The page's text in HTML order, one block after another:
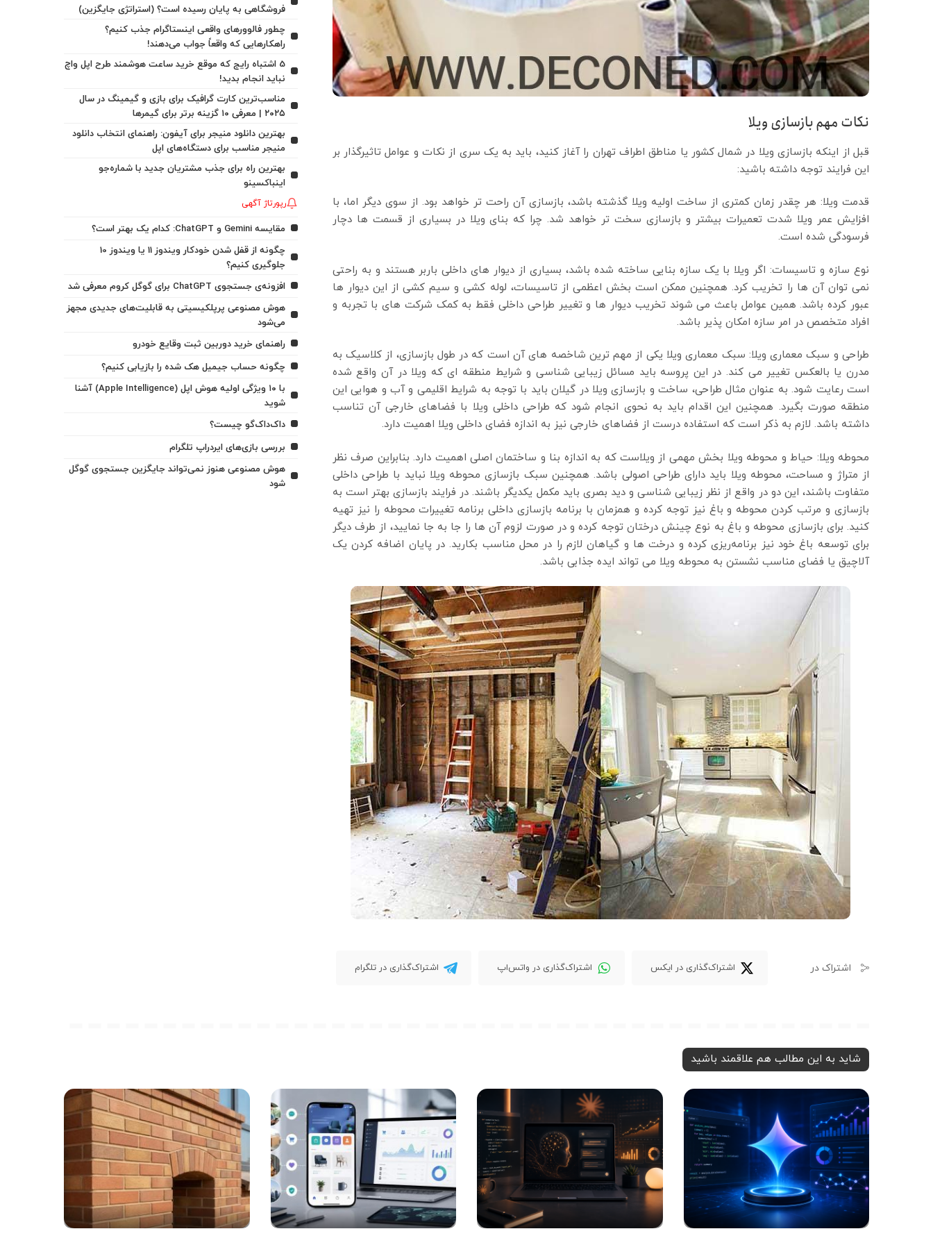
نکات مهم بازسازی ویلا
قبل از اینکه بازسازی ویلا در شمال کشور یا مناطق اطراف تهران را آغاز کنید، باید به یک سری از نکات و عوامل تاثیرگذار بر
این فرایند توجه داشته باشید:
قدمت ویلا: هر چقدر زمان کمتری از ساخت اولیه ویلا گذشته باشد، بازسازی آن راحت تر خواهد بود. از سوی دیگر اما، با
افزایش عمر ویلا شدت تعمیرات بیشتر و بازسازی سخت تر خواهد شد. چرا که بنای ویلا در بسیاری از قسمت ها دچار
فرسودگی شده است.
نوع سازه و تاسیسات: اگر ویلا با یک سازه بنایی ساخته شده باشد، بسیاری از دیوار های داخلی باربر هستند و به راحتی
نمی توان آن ها را تخریب کرد. همچنین ممکن است بخش اعظمی از تاسیسات، لوله کشی و سیم کشی از این دیوار ها
عبور کرده باشد. همین عوامل باعث می شوند تخریب دیوار ها و تغییر طراحی داخلی فقط به کمک شرکت های با تجربه و
افراد متخصص در امر سازه امکان پذیر باشد.
طراحی و سبک معماری ویلا: سبک معماری ویلا یکی از مهم ترین شاخصه های آن است که در طول بازسازی، از کلاسیک به
مدرن یا بالعکس تغییر می کند. در این پروسه باید مسائل زیبایی شناسی و شرایط منطقه ای که ویلا در آن واقع شده
است رعایت شود. به عنوان مثال طراحی، ساخت و بازسازی ویلا در گیلان باید با توجه به شرایط اقلیمی و آب و هوایی این
منطقه صورت بگیرد. همچنین این اقدام باید به نحوی انجام شود که طراحی داخلی ویلا با فضاهای خارجی آن تناسب
داشته باشد. لازم به ذکر است که استفاده درست از فضاهای خارجی نیز به اندازه فضای داخلی ویلا اهمیت دارد.
محوطه ویلا: حیاط و محوطه ویلا بخش مهمی از ویلاست که به اندازه بنا و ساختمان اصلی اهمیت دارد. بنابراین صرف نظر
از متراژ و مساحت، محوطه ویلا باید دارای طراحی اصولی باشد. همچنین سبک بازسازی محوطه ویلا نباید با طراحی داخلی
متفاوت باشند، این دو در واقع از نظر زیبایی شناسی و دید بصری باید مکمل یکدیگر باشند. در فرایند بازسازی بهتر است به
بازسازی و مرتب کردن محوطه و باغ نیز توجه کرده و همزمان با برنامه بازسازی داخلی برنامه تغییرات محوطه را نیز تهیه
کنید. برای بازسازی محوطه و باغ به نوع چینش درختان توجه کرده و در صورت لزوم آن ‌ها را جا به ‌جا نمایید، از طرف دیگر
برای توسعه باغ خود نیز برنامه‌ریزی کرده و درخت ‌ها و گیاهان لازم را در محل مناسب بکارید. در پایان اضافه کردن یک
آلاچیق یا فضای مناسب نشستن به محوطه ویلا می تواند ایده جذابی باشد.
اشتراک در اشتراک‌گذاری در ایکس اشتراک‌گذاری در واتس‌اپ اشتراک‌گذاری در تلگرام
فروشگاهی به پایان رسیده است؟ (استراتژی جایگزین)
چطور فالوورهای واقعی اینستاگرام جذب کنیم؟
راهکارهایی که واقعاً جواب می‌دهند!
5 اشتباه رایج که موقع خرید ساعت هوشمند طرح اپل واچ
نباید انجام بدید!
مناسب‌ترین کارت گرافیک برای بازی و گیمینگ در سال
۲۰۲۵ | معرفی ۱۰ گزینه برتر برای گیمرها
بهترین دانلود منیجر برای آیفون: راهنمای انتخاب دانلود
منیجر مناسب برای دستگاه‌های اپل
بهترین راه برای جذب مشتریان جدید با شماره‌جو
اینباکسینو
رپورتاژ آگهی
مقایسه Gemini و ChatGPT: کدام یک بهتر است؟
چگونه از قفل شدن خودکار ویندوز 11 یا ویندوز 10
جلوگیری کنیم؟
افزونه‌ی جستجوی ChatGPT برای گوگل کروم معرفی شد
هوش مصنوعی پرپلکیسیتی به قابلیت‌های جدیدی مجهز
می‌شود
راهنمای خرید دوربین ثبت وقایع خودرو
چگونه حساب جیمیل هک شده را بازیابی کنیم؟
با ۱۰ ویژگی اولیه هوش اپل (Apple Intelligence) آشنا
شوید
داک‌داک‌گو چیست؟
بررسی بازی‌های ایردراپ تلگرام
هوش مصنوعی هنوز نمی‌تواند جایگزین جستجوی گوگل
شود
شاید به این مطالب هم علاقمند باشید